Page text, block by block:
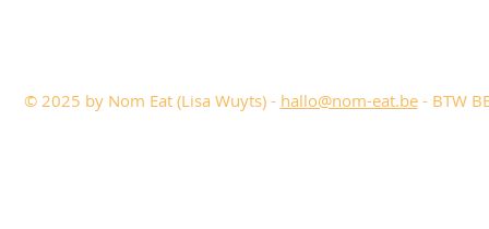
© 2025 by Nom Eat (Lisa Wuyts) - hallo@nom-eat.be- BTW